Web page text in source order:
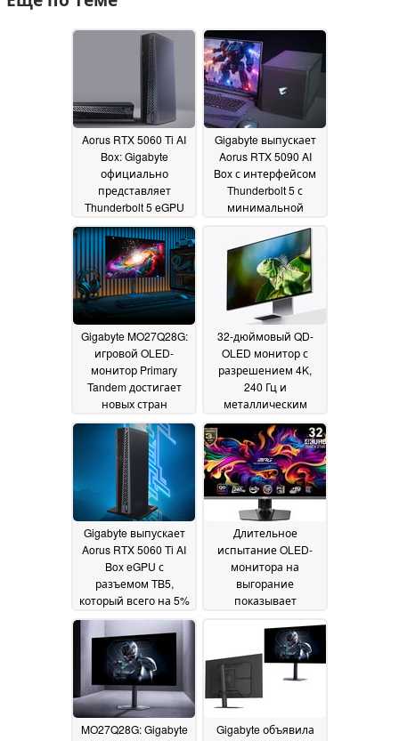
Aorus RTX 5060 Ti AI
Box: Gigabyte
официально
представляет
Thunderbolt 5 eGPU
после
первоначальной
демонстрации23
September 2025
Gigabyte выпускает
Aorus RTX 5090 AI
Box с интерфейсом
Thunderbolt 5 с
минимальной
производительности
RTX 509023 September
2025
Gigabyte MO27Q28G:
игровой OLED-
монитор Primary
Tandem достигает
новых стран
благодаря раннему
релизу в Еврозоне
September 2025
32-дюймовый QD-
OLED монитор с
разрешением 4K,
240 Гц и
металлическим
корпусом:
MasterBeast No. 32
представлен на
сайте Apple16
September 2025
Gigabyte выпускает
Aorus RTX 5060 Ti AI
Box eGPU с
разъемом TB5,
который всего на 5%
медленнее
настольной модели
13 September 2025
Длительное
испытание OLED-
монитора на
выгорание
показывает
но геймерам
беспокоиться не о
чем
11 September 2025
MO27Q28G: Gigabyte
Gigabyte объявила